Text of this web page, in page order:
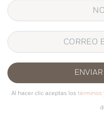
Al hacer clic aceptas los términos